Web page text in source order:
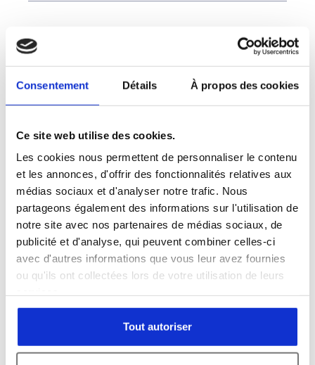
Consentement Détails À propos des cookies
Ce site web utilise des cookies.
Les cookies nous permettent de personnaliser le contenu
et les annonces, d'offrir des fonctionnalités relatives aux
médias sociaux et d'analyser notre trafic. Nous
partageons également des informations sur l'utilisation de
notre site avec nos partenaires de médias sociaux, de
publicité et d'analyse, qui peuvent combiner celles-ci
avec d'autres informations que vous leur avez fournies
ou qu'ils ont collectées lors de votre utilisation de leurs
Tout autoriser
Pays *
Sujet *
Message *